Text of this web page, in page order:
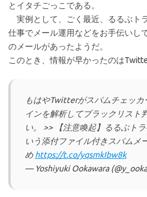
とイタチごっこである。
実例として、ごく最近、るるぶト
仕事でメール運用などをお手伝いし
のメールがあったようだ。
このとき、情報が早かったのは
もはやTwitterがスパムチェッカ
インを解析してブラックリスト
い。 >> 【注意喚起】るるぶト
いう添付ファイル付きスパムメ
め https://t.co/yqsmkIbw8k
— Yoshiyuki Ookawara